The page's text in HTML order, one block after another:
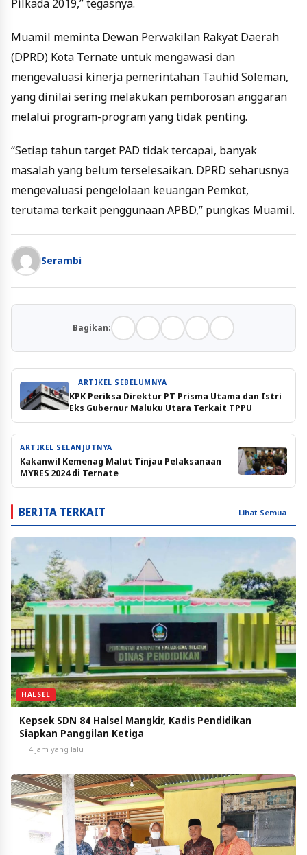
Pilkada 2019,” tegasnya.
Muamil meminta Dewan Perwakilan Rakyat Daerah
(DPRD) Kota Ternate untuk mengawasi dan
mengevaluasi kinerja pemerintahan Tauhid Soleman,
yang dinilai sering melakukan pemborosan anggaran
melalui program-program yang tidak penting.
“Setiap tahun target PAD tidak tercapai, banyak
masalah yang belum terselesaikan. DPRD seharusnya
mengevaluasi pengelolaan keuangan Pemkot,
terutama terkait penggunaan APBD,” pungkas Muamil.
Serambi
Bagikan:
ARTIKEL SEBELUMNYA
KPK Periksa Direktur PT Prisma Utama dan Istri
Eks Gubernur Maluku Utara Terkait TPPU
ARTIKEL SELANJUTNYA
Kakanwil Kemenag Malut Tinjau Pelaksanaan
MYRES 2024 di Ternate
BERITA TERKAIT Lihat Semua
HALSEL
Kepsek SDN 84 Halsel Mangkir, Kadis Pendidikan
Siapkan Panggilan Ketiga
4 jam yang lalu